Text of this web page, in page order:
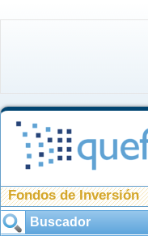
Fondos de Inversión
Buscador